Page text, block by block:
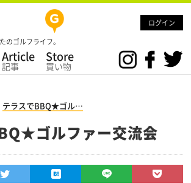
ログイン
のゴルフライフ。
Article
記事
Store
買い物
テラスでBBQ★ゴル…
ゴルファー交流会